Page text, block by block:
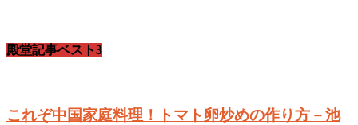
殿堂記事ベスト3
これぞ中国家庭料理！トマト卵炒めの作り方－池